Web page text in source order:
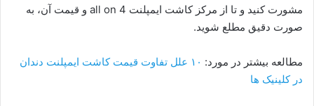
مشورت کنید و تا از مرکز کاشت ایمپلنت all on 4 و قیمت آن‌، به
صورت دقیق مطلع شوید.
مطالعه بیشتر در مورد:
۱۰ علل تفاوت قیمت کاشت ایمپلنت دندان
در کلینیک ها